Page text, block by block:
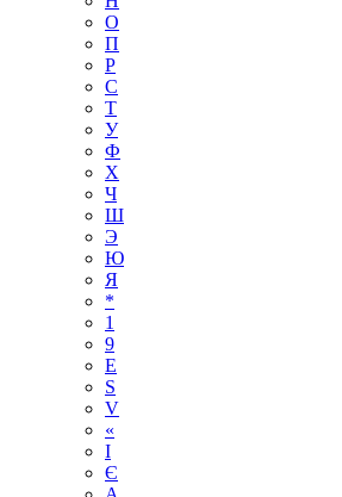
О
П
Р
С
Т
У
Ф
Х
Ч
Ш
Э
Ю
Я
*
1
9
E
S
V
«
І
Є